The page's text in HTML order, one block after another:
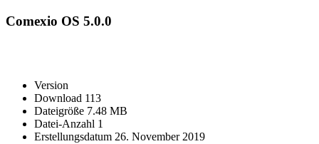
Comexio OS 5.0.0
Version
Download 113
Dateigröße 7.48 MB
Datei-Anzahl 1
Erstellungsdatum 26. November 2019